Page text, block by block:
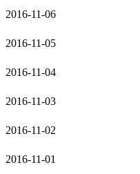
2016-11-06
2016-11-05
2016-11-04
2016-11-03
2016-11-02
2016-11-01